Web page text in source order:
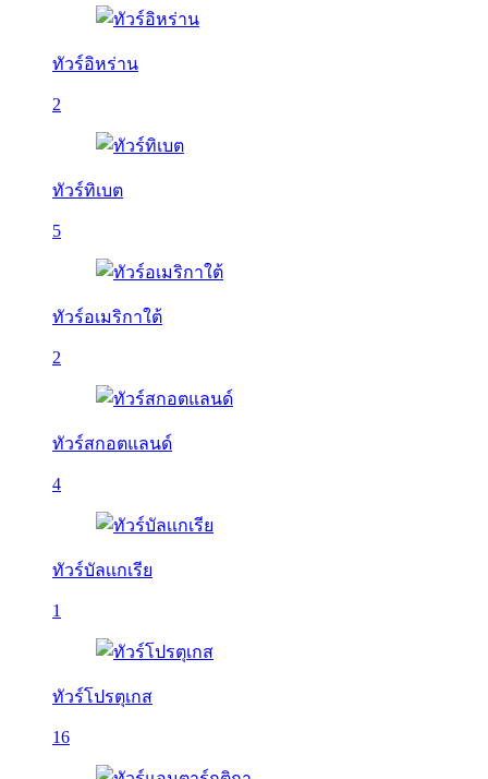
ทัวร์อิหร่าน
2
ทัวร์ทิเบต
5
ทัวร์อเมริกาใต้
2
ทัวร์สกอตแลนด์
4
ทัวร์บัลเเกเรีย
1
ทัวร์โปรตุเกส
16